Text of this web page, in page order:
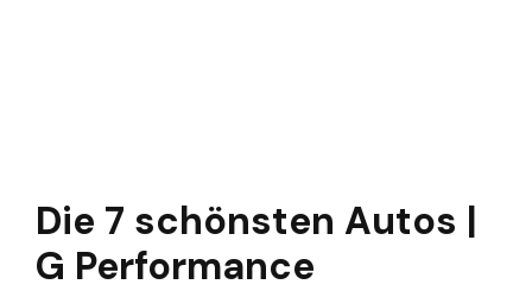
Die 7 schönsten Autos |
G Performance